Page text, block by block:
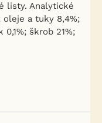
listy. Analytické
oleje a tuky 8,4%;
0,1%; škrob 21%;